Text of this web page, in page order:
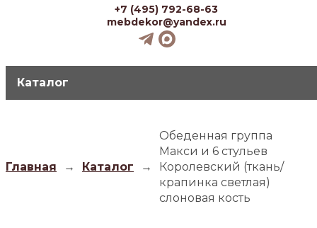
+7 (495) 792-68-63
mebdekor@yandex.ru
Каталог
Главная → Каталог →
Обеденная группа
Макси и 6 стульев
Королевский (ткань/
крапинка светлая)
слоновая кость